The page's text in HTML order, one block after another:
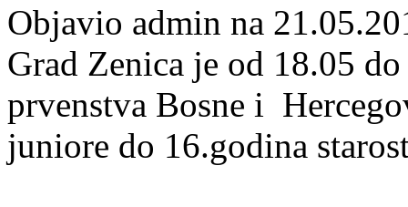
Objavio admin na
Grad Zenica je od 18.05
prvenstva Bosne i
juniore do 16.godina